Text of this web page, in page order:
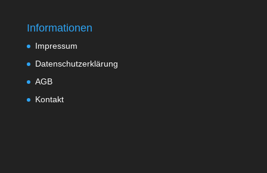
Informationen
Impressum
Datenschutzerklärung
AGB
Kontakt